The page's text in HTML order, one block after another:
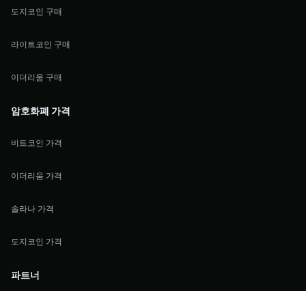
도지코인 구매
라이트코인 구매
이더리움 구매
암호화폐 가격
비트코인 가격
이더리움 가격
솔라나 가격
도지코인 가격
파트너